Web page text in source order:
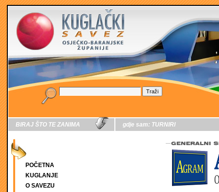
BIRAJ ŠTO TE ZANIMA
POČETNA
KUGLANJE
O SAVEZU
gdje sam: TURNIRI